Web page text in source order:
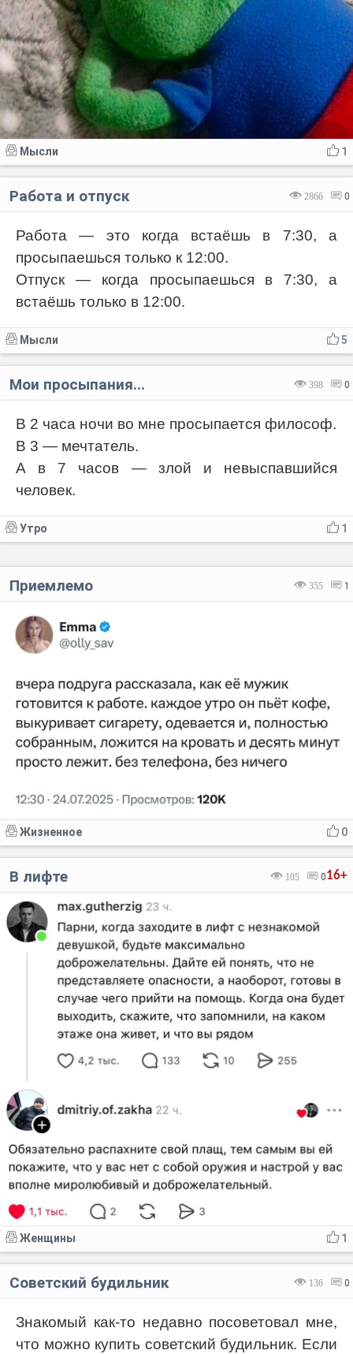
1
Мысли
2866 0
Работа и отпуск
Работа — это когда встаёшь в 7:30, а
просыпаешься только к 12:00.
Отпуск — когда просыпаешься в 7:30, а
встаёшь только в 12:00.
5
Мысли
398 0
Мои просыпания...
В 2 часа ночи во мне просыпается философ.
В 3 — мечтатель.
А в 7 часов — злой и невыспавшийся
человек.
1
Утро
355 1
Приемлемо
0
Жизненное
16+
105 0
В лифте
1
Женщины
136 0
Советский будильник
Знакомый как-то недавно посоветовал мне,
что можно купить советский будильник. Если